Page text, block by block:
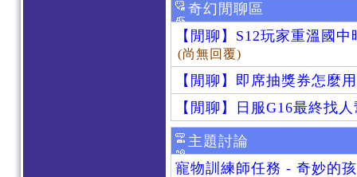
奇幻閒聊區
【閒聊】S12玩家重溫國
(尚無回覆)
【閒聊】即席抽獎券怎麼
【閒聊】日服G16最終找
主題討論
寵物訓練師任務 - 奇妙的